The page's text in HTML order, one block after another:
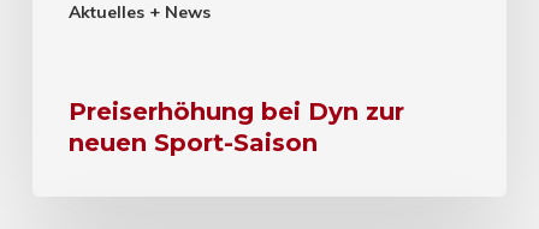
Aktuelles + News
Preiserhöhung bei Dyn zur
neuen Sport-Saison